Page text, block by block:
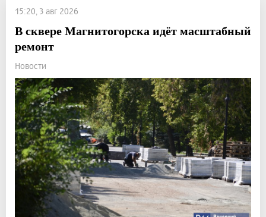
15:20, 3 авг 2026
В сквере Магнитогорска идёт масштабный
ремонт
Новости